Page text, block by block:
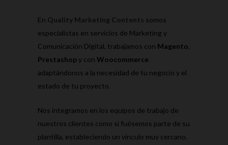
En Quality Marketing Contents somos
especialistas en servicios de Marketing y
Comunicación Digital, trabajamos con Magento,
Prestashopy con Woocommerce
adaptándonos a la necesidad de tu negocio y el
estado de tu proyecto.
Nos integramos en los equipos de trabajo de
nuestros clientes como si fuésemos parte de su
plantilla, estableciendo un vínculo muy cercano.